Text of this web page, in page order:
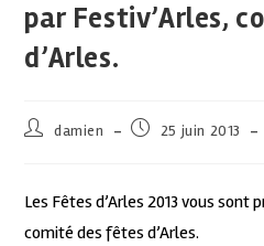
par Festiv’Arles,
d’Arles.
damien 25 juin 2013
Les Fêtes d’Arles 2013 vous sont
comité des fêtes d’Arles.